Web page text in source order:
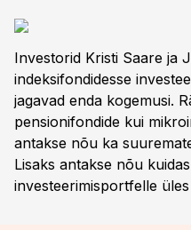
Investorid Kristi Saare ja
indeksifondidesse
jagavad enda kogemusi.
pensionifondide kui
antakse nõu ka
Lisaks antakse nõu
investeerimisportfelle üles